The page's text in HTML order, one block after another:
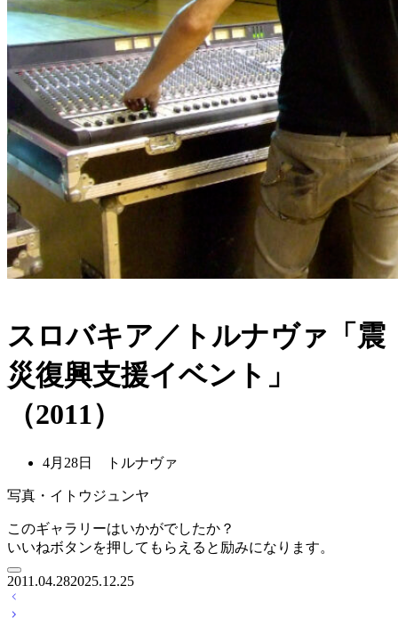
スロバキア／トルナヴァ「震
災復興支援イベント」
（2011）
4月28日 トルナヴァ
写真・イトウジュンヤ
このギャラリーはいかがでしたか？
いいねボタンを押してもらえると励みになります。
2011.04.282025.12.25
投